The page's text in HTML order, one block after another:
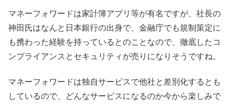
マネーフォワードは家計簿アプリ等が有名ですが、社長の
神田氏はなんと日本銀行の出身で、金融庁でも規制策定に
も携わった経験を持っているとのことなので、徹底したコ
ンプライアンスとセキュリティが売りになりそうですね。
マネーフォワードは独自サービスで他社と差別化するとも
しているので、どんなサービスになるのか今から楽しみで